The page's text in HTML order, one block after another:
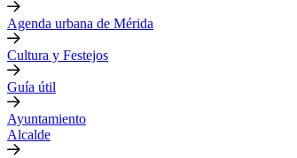
Agenda urbana de Mérida
Cultura y Festejos
Guía útil
Ayuntamiento
Alcalde